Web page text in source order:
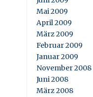
Mai 2009
April 2009
März 2009
Februar 2009
Januar 2009
November 2008
Juni 2008
März 2008